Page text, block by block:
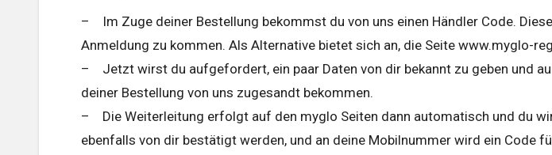
– Im Zuge deiner Bestellung bekommst du von uns einen Händler Code.
Anmeldung zu kommen. Als Alternative bietet sich an, die Seite www.myglo-
– Jetzt wirst du aufgefordert, ein paar Daten von dir bekannt zu geben und
deiner Bestellung von uns zugesandt bekommen.
– Die Weiterleitung erfolgt auf den myglo Seiten dann automatisch und du
ebenfalls von dir bestätigt werden, und an deine Mobilnummer wird ein Code